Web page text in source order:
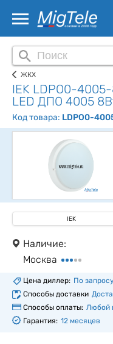
ЖКХ
IEK LDPO0-
LED ДПО 4005
Код товара: LDPO0-
IEK
Наличие:
Москва
Цена диллер: По запросу
Способы доставки
Способы оплаты: Любой
Гарантия: 12 месяцев